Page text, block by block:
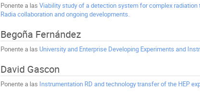
Ponente a las Viability study of a detection system for complex
Radia collaboration and ongoing developments.
Begoña Fernández
Ponente a las University and Enterprise Developing Experiments and
David Gascon
Ponente a las Instrumentation RD and technology transfer of the HEP